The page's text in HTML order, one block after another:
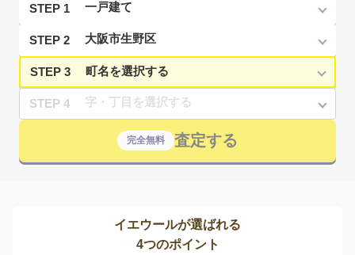
STEP 1
STEP 2
STEP 3
STEP 4
完全無料 査定する
イエウールが選ばれる
4つのポイント